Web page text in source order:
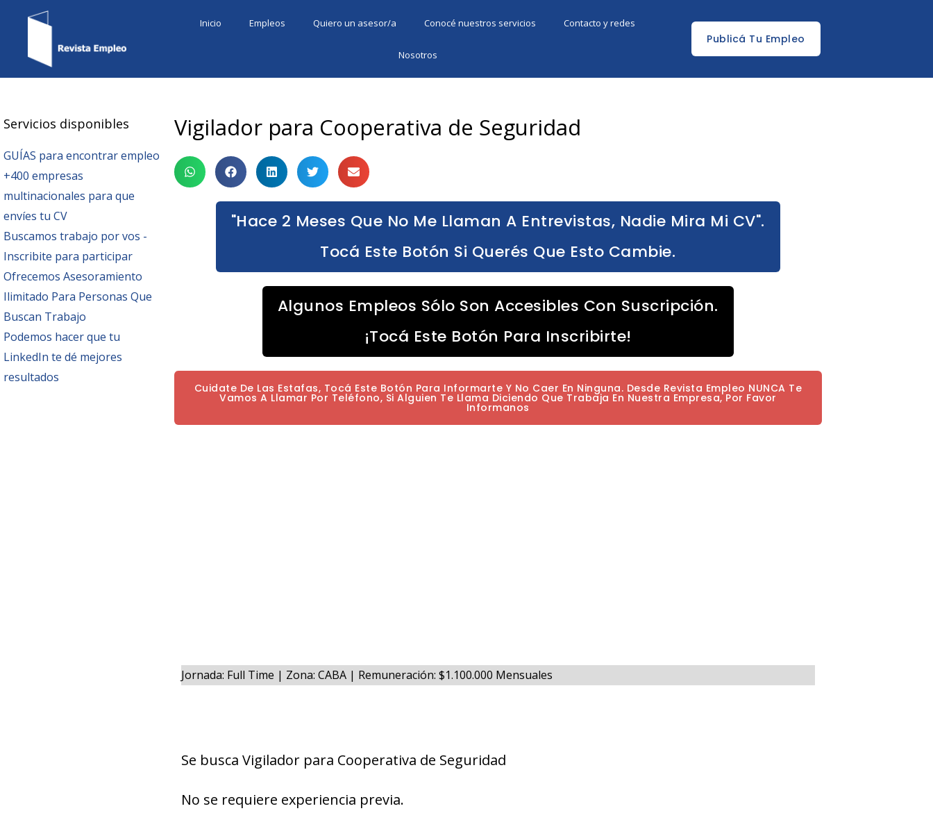
Inicio Empleos Quiero un asesor/a Conocé nuestros servicios Contacto y redes
Nosotros
Publicá Tu Empleo
Servicios disponibles
GUÍAS para encontrar empleo
+400 empresas
multinacionales para que
envíes tu CV
Buscamos trabajo por vos -
Inscribite para participar
Ofrecemos Asesoramiento
Ilimitado Para Personas Que
Buscan Trabajo
Podemos hacer que tu
LinkedIn te dé mejores
resultados
Vigilador para Cooperativa de Seguridad
"Hace 2 Meses Que No Me Llaman A Entrevistas, Nadie Mira Mi CV".
Tocá Este Botón Si Querés Que Esto Cambie.
Algunos Empleos Sólo Son Accesibles Con Suscripción.
¡Tocá Este Botón Para Inscribirte!
Cuidate De Las Estafas, Tocá Este Botón Para Informarte Y No Caer En Ninguna. Desde Revista Empleo NUNCA Te
Vamos A Llamar Por Teléfono, Si Alguien Te Llama Diciendo Que Trabaja En Nuestra Empresa, Por Favor
Informanos
Jornada: Full Time | Zona: CABA | Remuneración: $1.100.000 Mensuales
Se busca Vigilador para Cooperativa de Seguridad
No se requiere experiencia previa.